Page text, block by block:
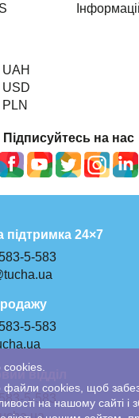
UAH
USD
PLN
Підписуйтесь на нас
підтримка 24×7
5-583
5-583
відділ
5-583
cookies, щоб
на нашому сайті і